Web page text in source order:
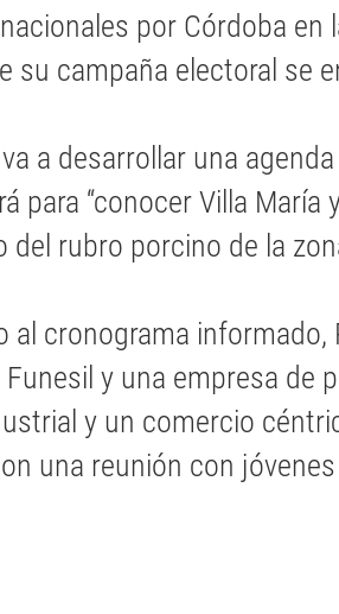
por Córdoba en
su campaña electoral se
a desarrollar una
para “conocer Villa María
del rubro porcino de la
al cronograma
Funesil y una empresa de
y un comercio
una reunión con